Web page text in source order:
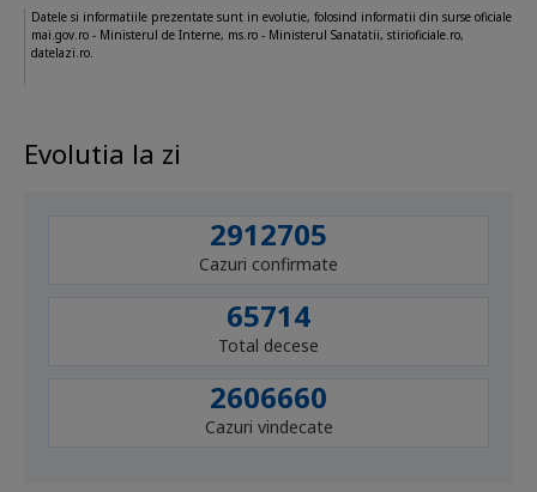
Datele si informatiile prezentate sunt in evolutie, folosind informatii din surse oficiale
mai.gov.ro - Ministerul de Interne, ms.ro - Ministerul Sanatatii, stirioficiale.ro,
datelazi.ro.
Evolutia la zi
2912705
Cazuri confirmate
65714
Total decese
2606660
Cazuri vindecate